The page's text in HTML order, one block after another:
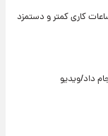
کاری کمتر و دستمزد
داد/ویدیو